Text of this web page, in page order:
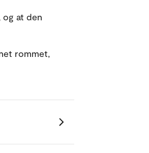
at den
rommet,